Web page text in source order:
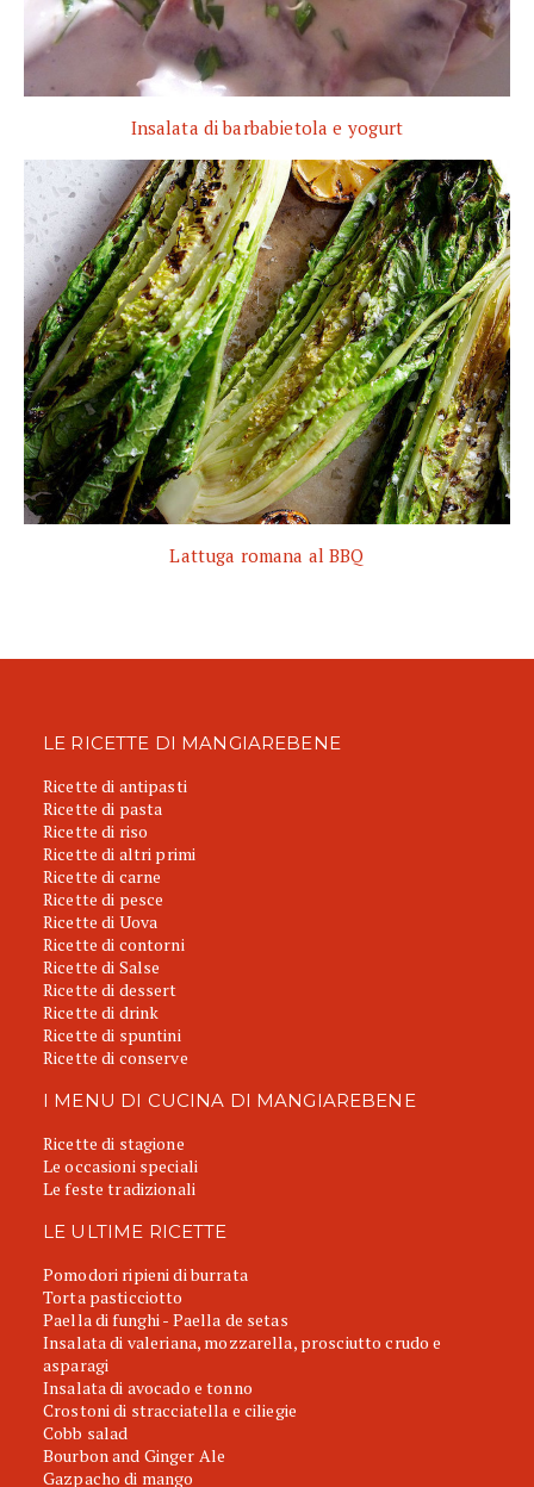
Insalata di barbabietola e yogurt
Lattuga romana al BBQ
LE RICETTE DI MANGIAREBENE
Ricette di antipasti
Ricette di pasta
Ricette di riso
Ricette di altri primi
Ricette di carne
Ricette di pesce
Ricette di Uova
Ricette di contorni
Ricette di Salse
Ricette di dessert
Ricette di drink
Ricette di spuntini
Ricette di conserve
I MENU DI CUCINA DI MANGIAREBENE
Ricette di stagione
Le occasioni speciali
Le feste tradizionali
LE ULTIME RICETTE
Pomodori ripieni di burrata
Torta pasticciotto
Paella di funghi - Paella de setas
Insalata di valeriana, mozzarella, prosciutto crudo e
asparagi
Insalata di avocado e tonno
Crostoni di stracciatella e ciliegie
Cobb salad
Bourbon and Ginger Ale
Gazpacho di mango